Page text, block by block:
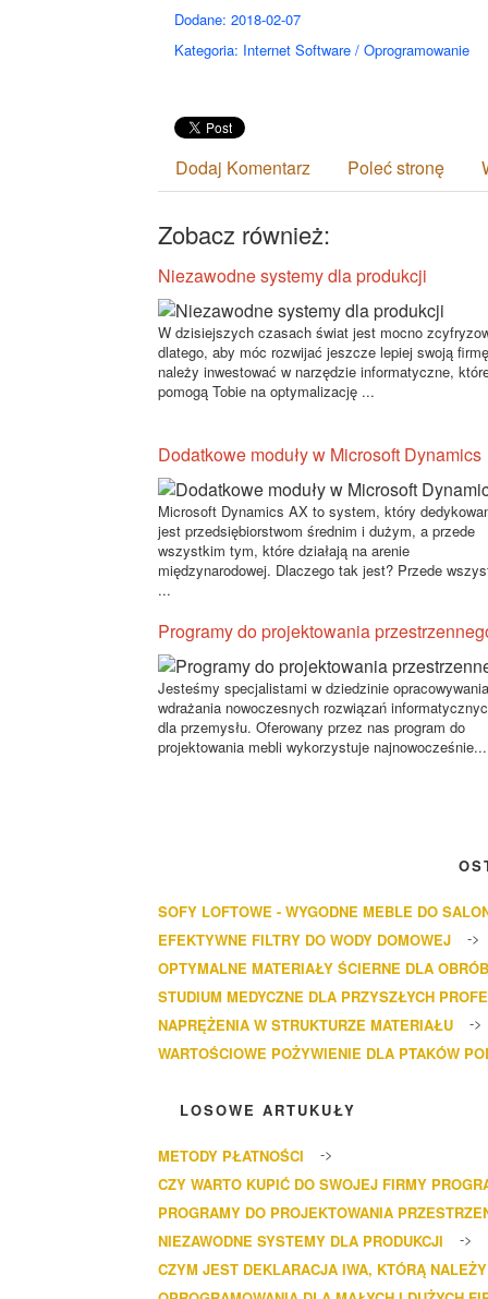
Dodane: 2018-02-07
Kategoria: Internet Software / Oprogramowanie
Dodaj Komentarz Poleć stronę
Zobacz również:
Niezawodne systemy dla produkcji
W dzisiejszych czasach świat jest mocno
dlatego, aby móc rozwijać jeszcze lepiej swoją
należy inwestować w narzędzie informatyczne,
pomogą Tobie na optymalizację ...
Dodatkowe moduły w Microsoft Dynamics
Microsoft Dynamics AX to system, który
jest przedsiębiorstwom średnim i dużym, a przede
wszystkim tym, które działają na arenie
międzynarodowej. Dlaczego tak jest? Przede
...
Programy do projektowania
Jesteśmy specjalistami w dziedzinie
wdrażania nowoczesnych rozwiązań
dla przemysłu. Oferowany przez nas program do
projektowania mebli wykorzystuje najnowocześnie...
SOFY LOFTOWE - WYGODNE MEBLE DO
EFEKTYWNE FILTRY DO WODY DOMOWEJ
OPTYMALNE MATERIAŁY ŚCIERNE DLA
STUDIUM MEDYCZNE DLA PRZYSZŁYCH
NAPRĘŻENIA W STRUKTURZE MATERIAŁU
WARTOŚCIOWE POŻYWIENIE DLA PTAKÓW
LOSOWE ARTUKUŁY
METODY PŁATNOŚCI
CZY WARTO KUPIĆ DO SWOJEJ FIRMY
PROGRAMY DO PROJEKTOWANIA
NIEZAWODNE SYSTEMY DLA PRODUKCJI
CZYM JEST DEKLARACJA IWA, KTÓRĄ